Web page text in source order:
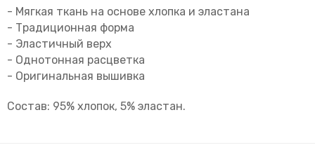
- Мягкая ткань на основе хлопка и эластана
- Традиционная форма
- Эластичный верх
- Однотонная расцветка
- Оригинальная вышивка
Состав: 95% хлопок, 5% эластан.